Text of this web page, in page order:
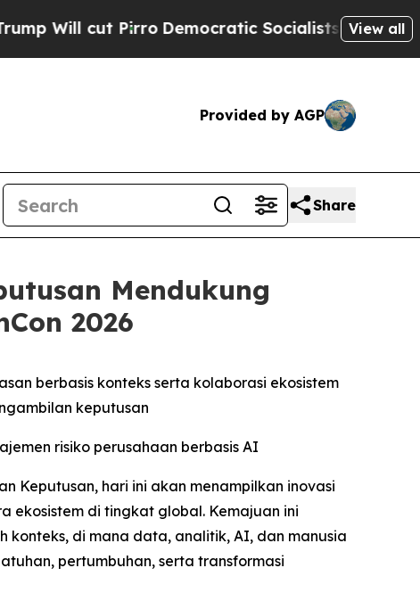
PirroDemocratic Socialists of America Propose
View all
Provided by AGP
Share
Mendukung
2026
berbasis konteks serta kolaborasi ekosistem
keputusan
risiko perusahaan berbasis AI
Keputusan, hari ini akan menampilkan inovasi
ekosistem di tingkat global. Kemajuan ini
konteks, di mana data, analitik, AI, dan manusia
pertumbuhan, serta transformasi